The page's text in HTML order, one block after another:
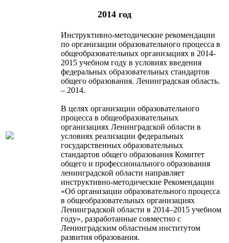
2014 год
Инструктивно-методические рекомендации
по организации образовательного процесса в
общеобразовательных организациях в 2014-
2015 учебном году в условиях введения
федеральных образовательных стандартов
общего образования. Ленинградская область.
– 2014.
В целях организации образовательного
процесса в общеобразовательных
организациях Ленинградской области в
условиях реализации федеральных
государственных образовательных
стандартов общего образования Комитет
общего и профессионального образования
ленинградской области направляет
инструктивно-методические Рекомендации
«Об организации образовательного процесса
в общеобразовательных организациях
Ленинградской области в 2014–2015 учебном
году», разработанные совместно с
Ленинградским областным институтом
развития образования.